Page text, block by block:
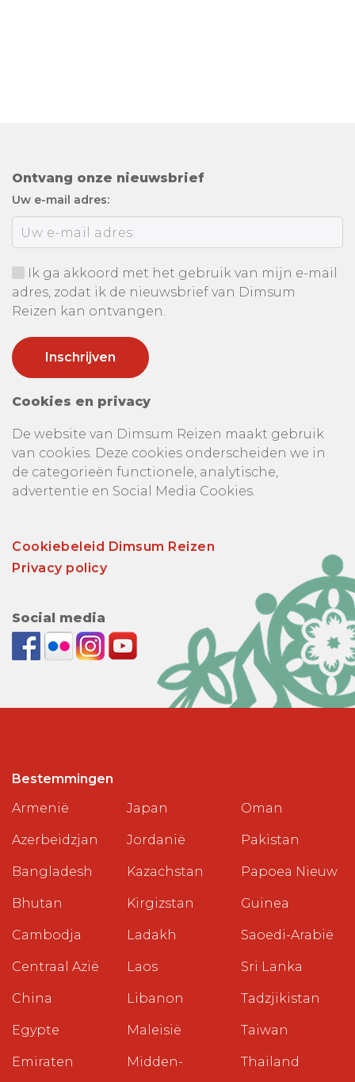
Ontvang onze nieuwsbrief
Uw e-mail adres:
Ik ga akkoord met het gebruik van mijn e-mail
adres, zodat ik de nieuwsbrief van Dimsum
Reizen kan ontvangen.
Cookies en privacy
De website van Dimsum Reizen maakt gebruik
van cookies. Deze cookies onderscheiden we in
de categorieën functionele, analytische,
advertentie en Social Media Cookies.
Cookiebeleid Dimsum Reizen
Privacy policy
Social media
Bestemmingen
Armenië
Azerbeidzjan
Bangladesh
Bhutan
Cambodja
Centraal Azië
China
Egypte
Emiraten
Japan
Jordanië
Kazachstan
Kirgizstan
Ladakh
Laos
Libanon
Maleisië
Midden-
Oman
Pakistan
Papoea Nieuw
Guinea
Saoedi-Arabië
Sri Lanka
Tadzjikistan
Taiwan
Thailand